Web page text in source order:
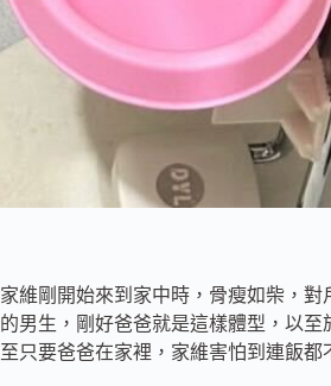
家維剛開始來到家中時，骨瘦如柴，
的男生，剛好爸爸就是這樣體型，以
至只要爸爸在家裡，家維害怕到連飯都